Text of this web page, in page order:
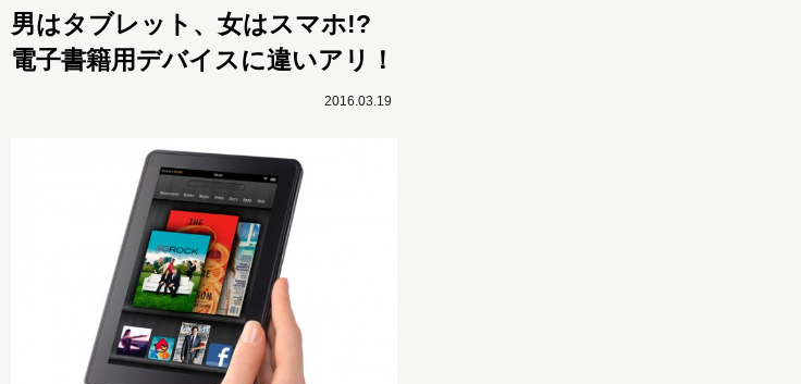
男はタブレット、女はスマホ!?
電子書籍用デバイスに違いアリ！
2016.03.19